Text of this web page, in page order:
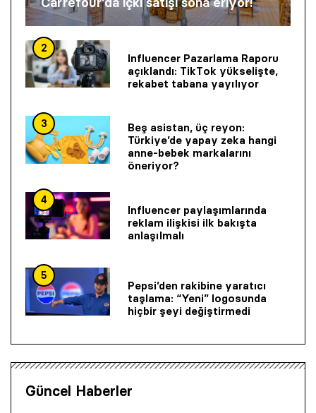
2
Influencer Pazarlama Raporu
açıklandı: TikTok yükselişte,
rekabet tabana yayılıyor
3
Beş asistan, üç reyon:
Türkiye’de yapay zeka hangi
anne-bebek markalarını
öneriyor?
4
Influencer paylaşımlarında
reklam ilişkisi ilk bakışta
anlaşılmalı
5
Pepsi’den rakibine yaratıcı
taşlama: “Yeni” logosunda
hiçbir şeyi değiştirmedi
Güncel Haberler